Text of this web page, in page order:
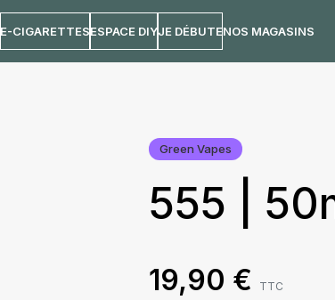
E-CIGARETTESESPACE DIYJE DÉBUTENOS MAGASINS
Green Vapes
555 |
19,90 € TTC